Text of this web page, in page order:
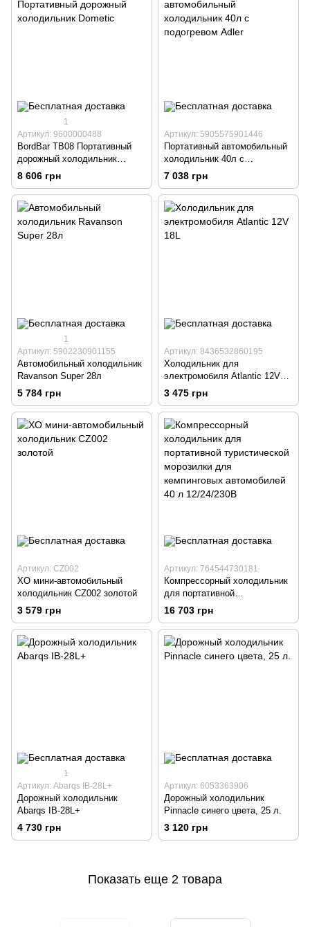
1
Артикул: 9600000488
BordBar TB08 Портативный
дорожный холодильник
Dometic
8 606 грн
Артикул: 5905575901446
Портативный автомобильный
холодильник 40л с
подогревом Adler
7 038 грн
1
Артикул: 5902230901155
Автомобильный холодильник
Ravanson Super 28л
5 784 грн
Артикул: 8436532860195
Холодильник для
электромобиля Atlantic 12V
18L
3 475 грн
Артикул: CZ002
XO мини-автомобильный
холодильник CZ002 золотой
3 579 грн
Артикул: 764544730181
Компрессорный холодильник
для портативной
туристической морозилки для
кемпинговых автомобилей 40
л 12/24/230В
16 703 грн
1
Артикул: Abarqs IB-28L+
Дорожный холодильник
Abarqs IB-28L+
4 730 грн
Артикул: 6053363906
Дорожный холодильник
Pinnacle синего цвета, 25 л.
3 120 грн
Показать еще 2 товара